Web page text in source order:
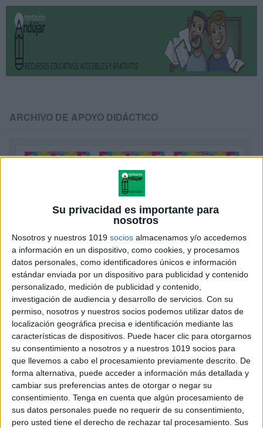
Su privacidad es importante para
nosotros
Nosotros y nuestros 1019 socios almacenamos y/o accedemos
a información en un dispositivo, como cookies, y procesamos
datos personales, como identificadores únicos e información
estándar enviada por un dispositivo para publicidad y contenido
personalizado, medición de publicidad y contenido,
investigación de audiencia y desarrollo de servicios. Con su
permiso, nosotros y nuestros socios podemos utilizar datos de
localización geográfica precisa e identificación mediante las
características de dispositivos. Puede hacer clic para otorgarnos
su consentimiento a nosotros y a nuestros 1019 socios para
que llevemos a cabo el procesamiento previamente descrito. De
forma alternativa, puede acceder a información más detallada y
cambiar sus preferencias antes de otorgar o negar su
consentimiento. Tenga en cuenta que algún procesamiento de
sus datos personales puede no requerir de su consentimiento,
pero usted tiene el derecho de rechazar tal procesamiento. Sus
ARCHIVO DE APOYO DIDÁCTICO
Referentes didácticos números 1 al 10
Publicado el 13 agosto, 2025
Este material es perfecto para enseñar a los más
pequeños los números del 1 al 10 de manera visual,
atractiva y divertida. Cada número está acompañado
de ilustraciones coloridas y […]
SEGUIR LEYENDO